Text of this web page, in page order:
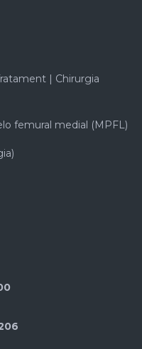
| Chirurgia
femural medial (MPFL)